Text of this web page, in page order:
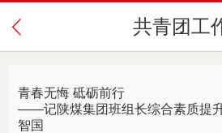
共青团工
青春无悔 砥砺前行
——记陕煤集团班组长综合素质提升
智国